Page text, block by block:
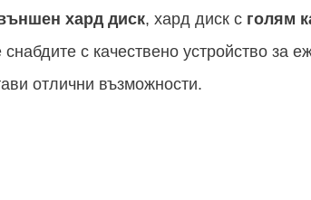
хард диск, хард диск с голям
с качествено устройство за
отлични възможности.